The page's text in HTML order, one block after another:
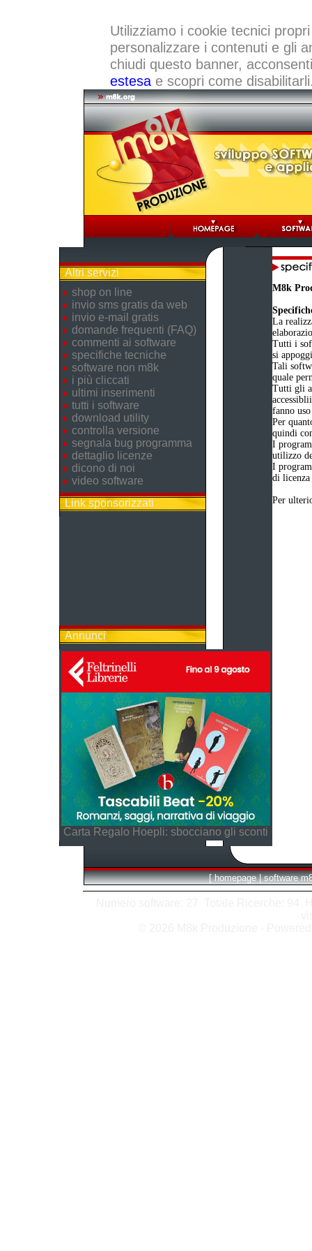
Utilizziamo i cookie tecnici
personalizzare i contenuti e gli
chiudi questo banner,
estesae scopri come
Altri servizi
shop on line
invio sms gratis da web
invio e-mail gratis
domande frequenti (FAQ)
commenti ai software
specifiche tecniche
software non m8k
i più cliccati
ultimi inserimenti
tutti i software
download utility
controlla versione
segnala bug programma
dettaglio licenze
dicono di noi
video software
Link sponsorizzati
Annunci
Carta Regalo Hoepli: sbocciano gli sconti
M8k
La
Tutti i
si
Tali
quale
Tutti gli
fanno uso
Per
quindi
I
utilizzo
I
di licenza
Per
[ homepage | software